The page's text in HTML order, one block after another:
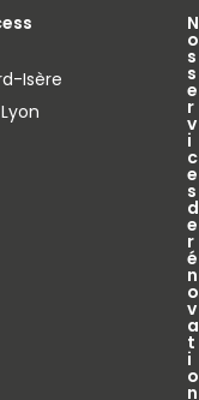
Isère
N
o
s
s
e
r
v
i
c
e
s
d
e
r
é
n
o
v
a
t
i
o
n